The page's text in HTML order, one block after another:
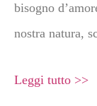
bisogno
nostra natura,
Leggi tutto >>